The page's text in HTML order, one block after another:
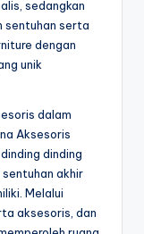
sedangkan
sentuhan serta
dengan
unik
dalam
Aksesoris
dinding
akhir
Melalui
aksesoris, dan